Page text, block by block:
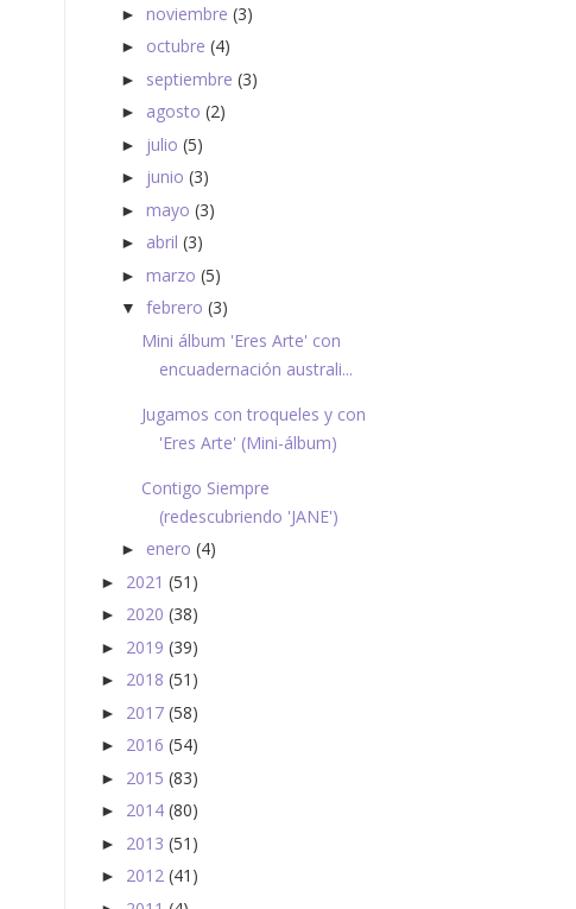
► noviembre (3)
► octubre (4)
► septiembre (3)
► agosto (2)
► julio (5)
► junio (3)
► mayo (3)
► abril (3)
► marzo (5)
▼ febrero (3)
Mini álbum 'Eres Arte' con
encuadernación australi...
Jugamos con troqueles y con
'Eres Arte' (Mini-álbum)
Contigo Siempre
(redescubriendo 'JANE')
► enero (4)
► 2021 (51)
► 2020 (38)
► 2019 (39)
► 2018 (51)
► 2017 (58)
► 2016 (54)
► 2015 (83)
► 2014 (80)
► 2013 (51)
► 2012 (41)